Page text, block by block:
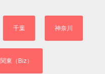
千葉 神奈川
関東（Biz）